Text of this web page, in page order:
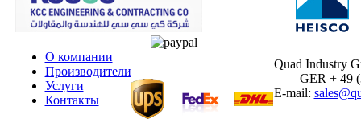
О компании
Производители
Услуги
Контакты
Quad Industry
GER + 49
E-mail: